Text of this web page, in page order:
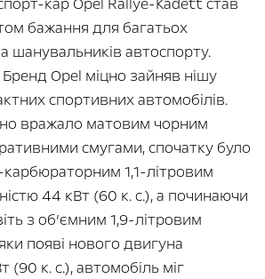
бажання для багатьох
шанувальників автоспорту.
Opel міцно зайняв нішу
спортивних автомобілів.
вражало матовим чорним
смугами, спочатку було
1,1-літровим
44 кВт (60 к. с.), а починаючи
з об’ємним 1,9-літровим
появі нового двигуна
(90 к. с.), автомобіль міг